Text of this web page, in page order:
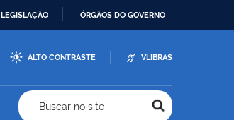
LEGISLAÇÃO ÓRGÃOS DO GOVERNO
ALTO CONTRASTE VLIBRAS
Buscar no site